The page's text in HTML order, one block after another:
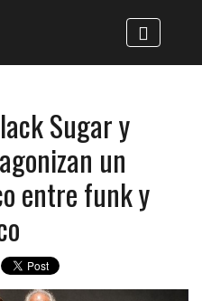
Sugar y
un
entre funk y